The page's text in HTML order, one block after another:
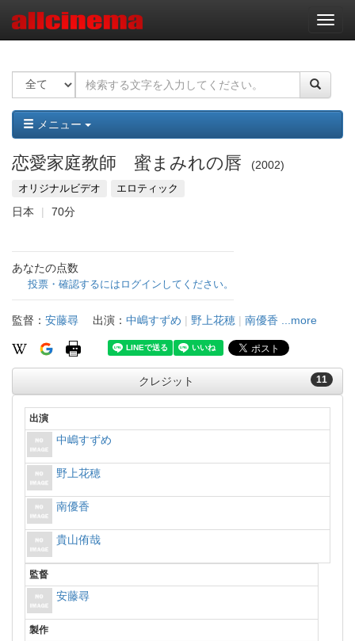
ナ
ビ
ー
ョ
ン
メニュー
恋愛家庭教師 蜜まみれの唇 2002
オリジナルビデオ エロティック
日本 70分
あなたの点数
投票・確認するにはログインしてください。
監督： 安藤尋 出演： 中嶋すずめ | 野上花穂 | 南優香 ...more
11
クレジット
出演
中嶋すずめ
野上花穂
南優香
貴山侑哉
監督
安藤尋
製作